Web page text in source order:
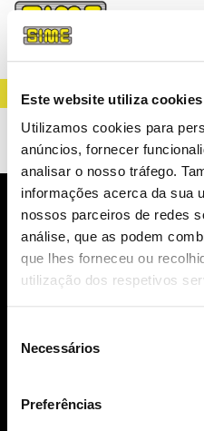
Este website utiliza cookies
Utilizamos cookies para
anúncios, fornecer
analisar o nosso tráfego.
informações acerca da sua
nossos parceiros de redes
análise, que as podem
que lhes forneceu ou
utilização dos respetivos
Necessários
Preferências
CREATING
Lâmpadas
NEWSLETTER
NOVIDADES, CATÁLOGOS, ...